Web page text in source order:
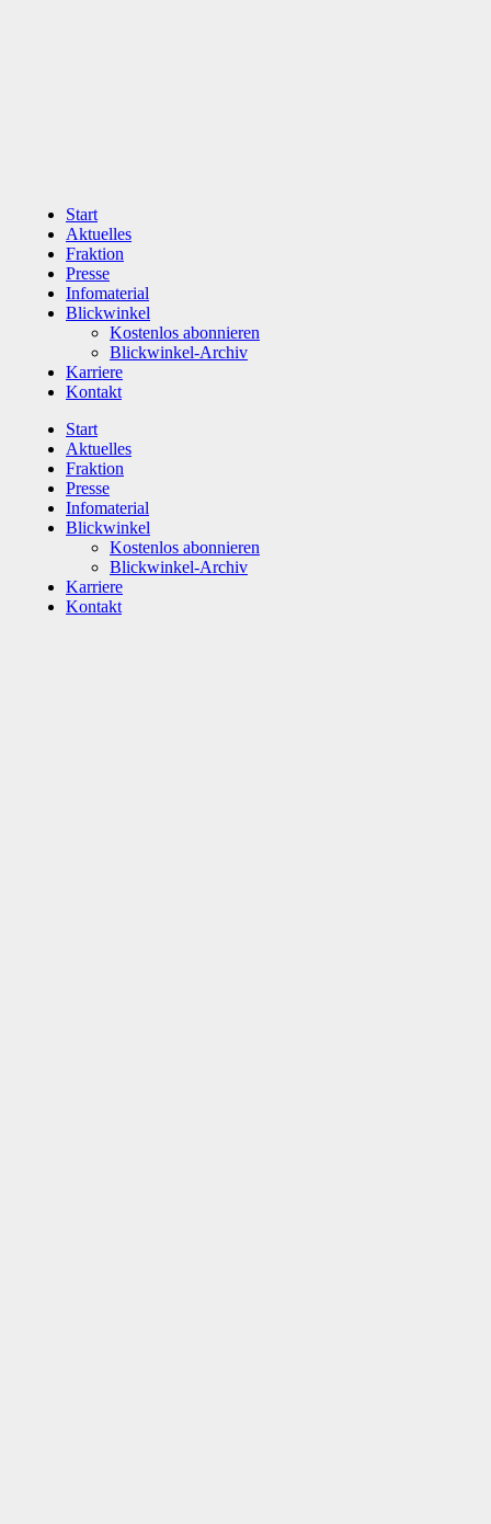
Start
Aktuelles
Fraktion
Presse
Infomaterial
Blickwinkel
Kostenlos abonnieren
Blickwinkel-Archiv
Karriere
Kontakt
Start
Aktuelles
Fraktion
Presse
Infomaterial
Blickwinkel
Kostenlos abonnieren
Blickwinkel-Archiv
Karriere
Kontakt